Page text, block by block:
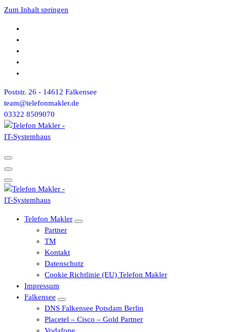
Zum Inhalt springen
Poststr. 26 - 14612 Falkensee
team@telefonmakler.de
03322 8509070
Telefon Makler
Partner
TM
Kontakt
Datenschutz
Cookie Richtlinie (EU) Telefon Makler
Impressum
Falkensee
DNS Falkensee Potsdam Berlin
Placetel – Cisco – Gold Partner